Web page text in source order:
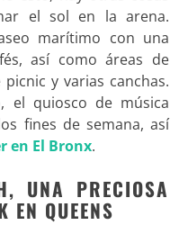
el sol en la arena.
marítimo con una
así como áreas de
y varias canchas.
el quiosco de música
fines de semana, así
en El Bronx.
UNA PRECIOSA
EN QUEENS